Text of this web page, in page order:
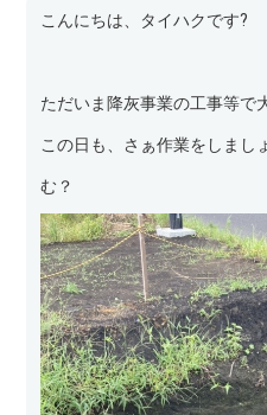
こんにちは、タイハクです?
ただいま降灰事業の工事等で
この日も、さぁ作業をしまし
む？